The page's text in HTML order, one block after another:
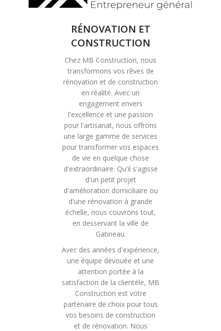
COMPLÈTE
RÉNOVATION ET
CONSTRUCTION
Chez MB Construction, nous
transformons vos rêves de
rénovation et de construction
en réalité. Avec un
engagement envers
l'excellence et une passion
pour l'artisanat, nous offrons
une large gamme de services
pour transformer vos espaces
de vie en quelque chose
d'extraordinaire. Qu'il s'agisse
d'un petit projet
d'amélioration domiciliaire ou
d'une rénovation à grande
échelle, nous couvrons tout,
en desservant la ville de
Gatineau.
Avec des années d'expérience,
une équipe dévouée et une
attention portée à la
satisfaction de la clientèle, MB
Construction est votre
partenaire de choix pour tous
vos besoins de construction
et de rénovation. Nous